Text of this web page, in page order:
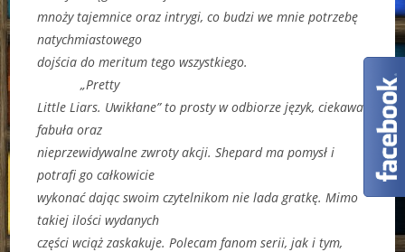
mnoży tajemnice oraz intrygi, co budzi we mnie potrzebę
natychmiastowego
dojścia do meritum tego wszystkiego.
„Pretty
Little Liars. Uwikłane” to prosty w odbiorze język, ciekawa
fabuła oraz
nieprzewidywalne zwroty akcji. Shepard ma pomysł i
potrafi go całkowicie
wykonać dając swoim czytelnikom nie lada gratkę. Mimo
takiej ilości wydanych
części wciąż zaskakuje. Polecam fanom serii, jak i tym,